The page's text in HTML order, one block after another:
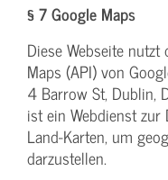
§ 7 Google Maps
Diese Webseite
Maps (API) von
4 Barrow St, Dublin,
ist ein Webdienst
Land-Karten, um
darzustellen.